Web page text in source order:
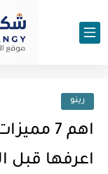
رينو
اعرفها قبل